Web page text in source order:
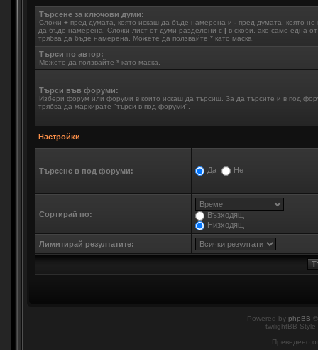
Търсене за ключови думи:
Сложи + пред думата, която искаш да бъде намерена и - пред думата, която не
да бъде намерена. Сложи лист от думи разделени с | в скоби, ако само една
трябва да бъде намерена. Можете да ползвайте * като маска.
Търси по автор:
Можете да ползвайте * като маска.
Търси във форуми:
Избери форум или форуми в които искаш да търсиш. За да търсите и в под
трябва да маркирате "търси в под форуми".
Настройки
Търсене в под форуми: Да Не
Сортирай по:
Възходящ
Низходящ
Лимитирай резултатите:
Powered by phpBB
twilightBB
Преведено